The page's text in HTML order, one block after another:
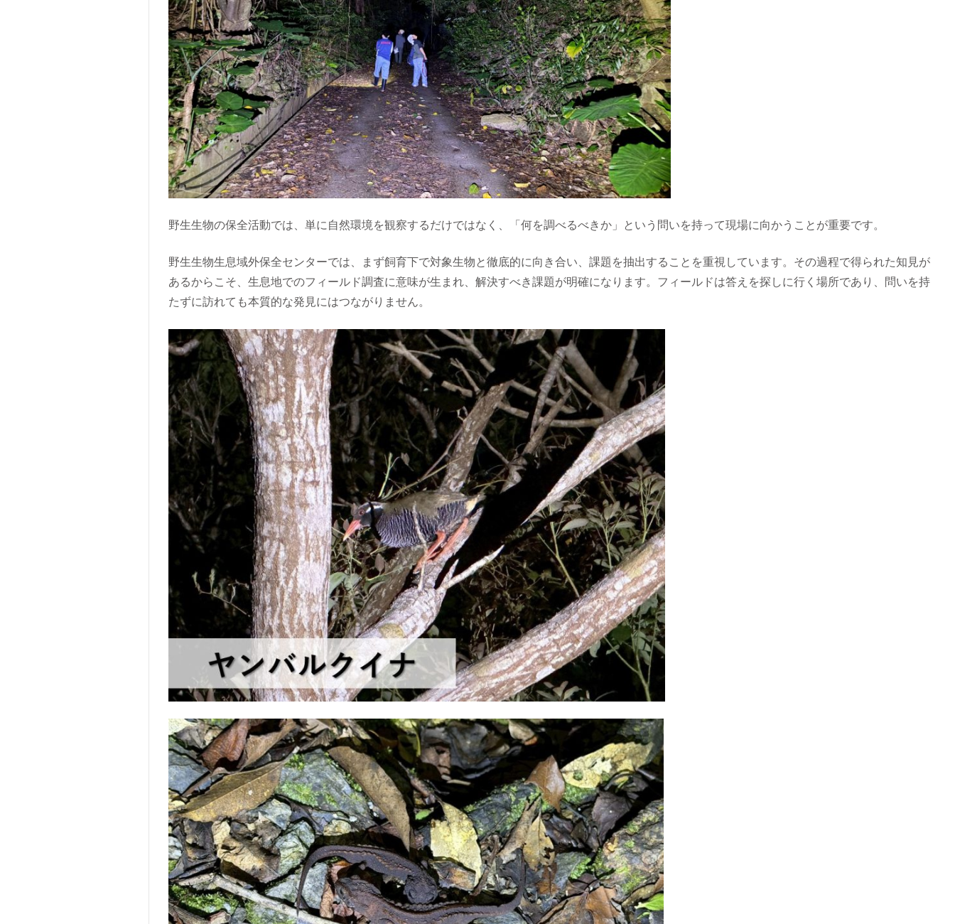
野生生物の保全活動では、単に自然環境を観察するだけではなく、「何を調べるべきか」という問いを持って現場に向かうことが重要です。
野生生物生息域外保全センターでは、まず飼育下で対象生物と徹底的に向き合い、課題を抽出することを重視しています。その過程で得られた知見が
あるからこそ、生息地でのフィールド調査に意味が生まれ、解決すべき課題が明確になります。フィールドは答えを探しに行く場所であり、問いを持
たずに訪れても本質的な発見にはつながりません。